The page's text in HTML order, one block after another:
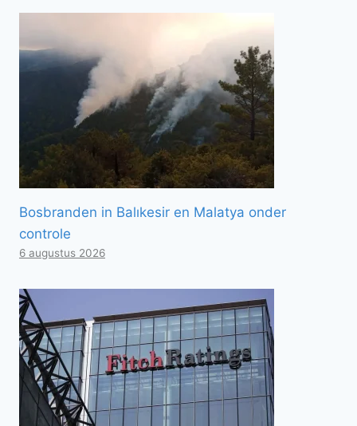
Bosbranden in Balıkesir en Malatya onder
controle
6 augustus 2026